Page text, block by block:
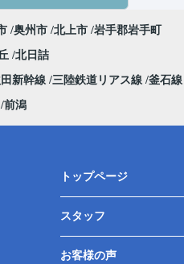
奥州市 北上市 岩手郡岩手町
北日詰
新幹線 三陸鉄道リアス線 釜石線
前潟
トップページ
スタッフ
お客様の声